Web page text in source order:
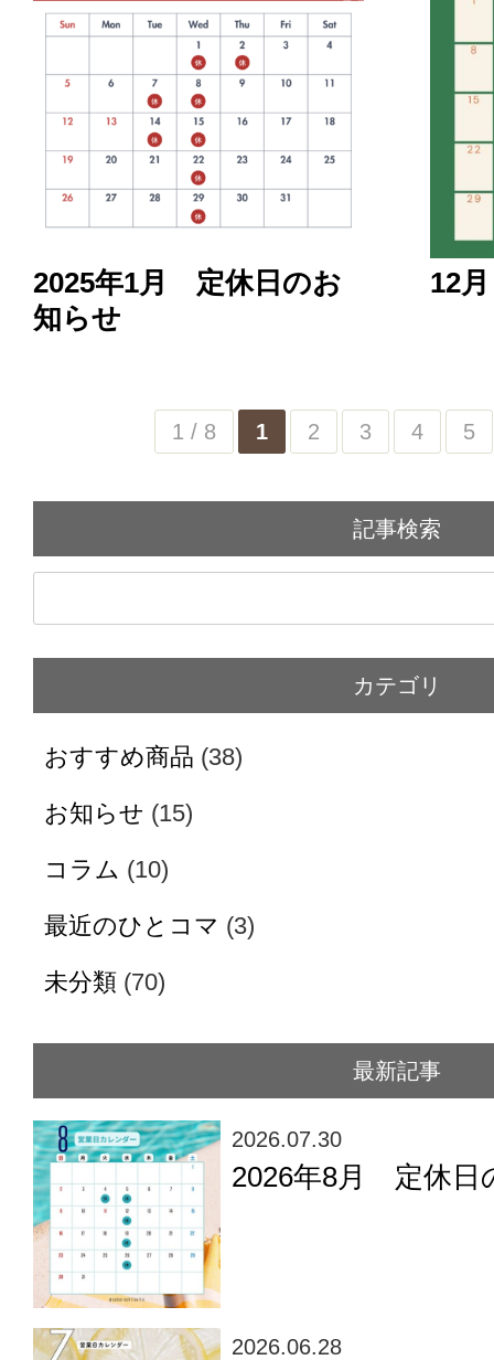
2025年1月 定休日のお
知らせ
12
1 / 8 1 2 3 4 5
記事検索
カテゴリ
おすすめ商品 (38)
お知らせ (15)
コラム (10)
最近のひとコマ (3)
未分類 (70)
最新記事
2026.07.30
2026年8月 定休日
2026.06.28